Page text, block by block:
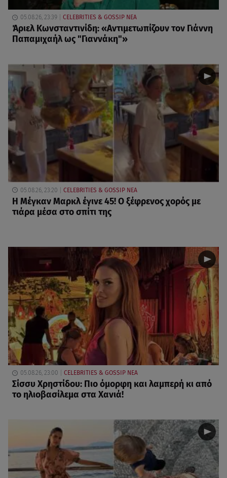
05.08.26, 23:39 CELEBRITIES & GOSSIP ΝΕΑ
Άριελ Κωνσταντινίδη: «Αντιμετωπίζουν τον Γιάννη
Παπαμιχαήλ ως "Γιαννάκη"»
05.08.26, 23:20 CELEBRITIES & GOSSIP ΝΕΑ
Η Μέγκαν Μαρκλ έγινε 45! Ο ξέφρενος χορός με
τιάρα μέσα στο σπίτι της
05.08.26, 23:00 CELEBRITIES & GOSSIP ΝΕΑ
Σίσσυ Χρηστίδου: Πιο όμορφη και λαμπερή κι από
το ηλιοβασίλεμα στα Χανιά!